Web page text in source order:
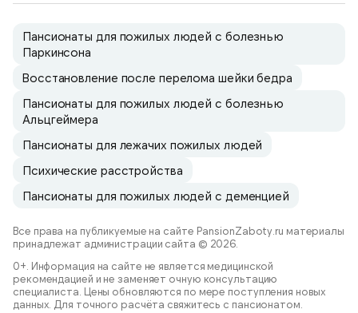
Пансионаты для пожилых людей с болезнью
Паркинсона
Восстановление после перелома шейки бедра
Пансионаты для пожилых людей с болезнью
Альцгеймера
Пансионаты для лежачих пожилых людей
Психические расстройства
Пансионаты для пожилых людей с деменцией
Все права на публикуемые на сайте PansionZaboty.ru материалы
принадлежат администрации сайта © 2026.
0+. Информация на сайте не является медицинской
рекомендацией и не заменяет очную консультацию
специалиста. Цены обновляются по мере поступления новых
данных. Для точного расчёта свяжитесь с пансионатом.